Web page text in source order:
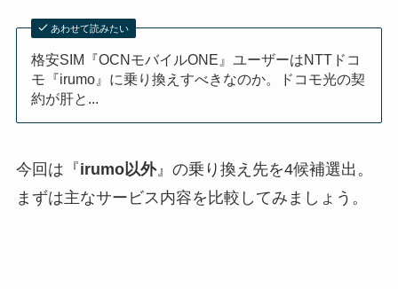
あわせて読みたい
格安SIM『OCNモバイルONE』ユーザーはNTTドコ
モ『irumo』に乗り換えすべきなのか。ドコモ光の契
約が肝と...
今回は『irumo以外』の乗り換え先を4候補選出。
まずは主なサービス内容を比較してみましょう。